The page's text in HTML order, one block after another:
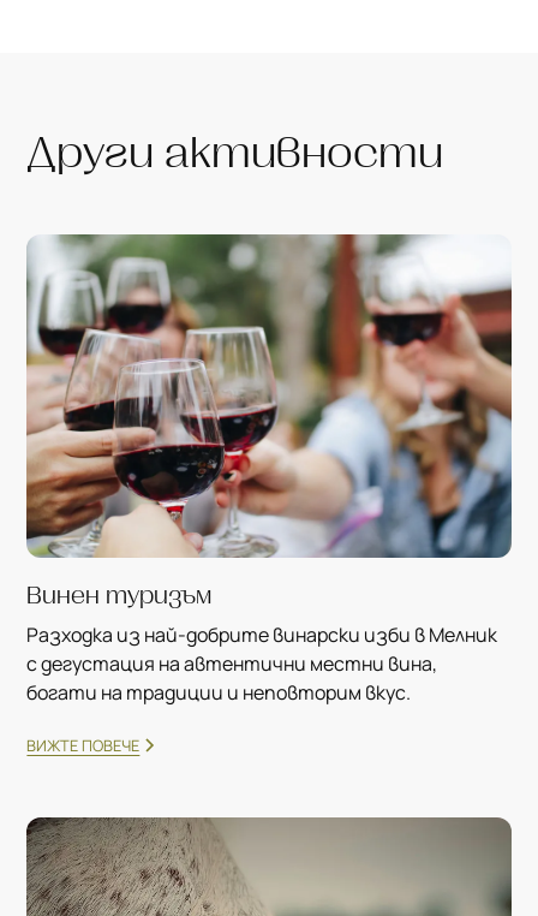
Други активности
Винен туризъм
Разходка из най-добрите винарски изби в Мелник
с дегустация на автентични местни вина,
богати на традиции и неповторим вкус.
ВИЖТЕ ПОВЕЧЕ